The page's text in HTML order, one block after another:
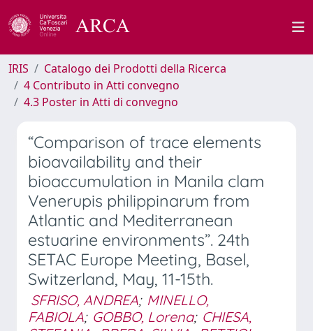
IRIS
Catalogo dei Prodotti della Ricerca
4 Contributo in Atti convegno
4.3 Poster in Atti di convegno
“Comparison of trace elements
bioavailability and their
bioaccumulation in Manila clam
Venerupis philippinarum from
Atlantic and Mediterranean
estuarine environments”. 24th
SETAC Europe Meeting, Basel,
Switzerland, May, 11-15th.
SFRISO, ANDREA; MINELLO,
FABIOLA; GOBBO, Lorena; CHIESA,